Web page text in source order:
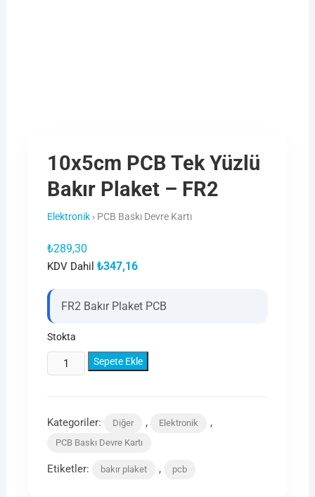
10x5cm PCB Tek Yüzlü
Bakır Plaket – FR2
Elektronik› PCB Baskı Devre Kartı
₺289,30
KDV Dahil ₺347,16
FR2 Bakır Plaket PCB
Stokta
10x5cm
PCB
Bakır
Plaket
Sepete Ekle
Kategoriler: Diğer , Elektronik ,
PCB Baskı Devre Kartı
Etiketler: bakır plaket , pcb